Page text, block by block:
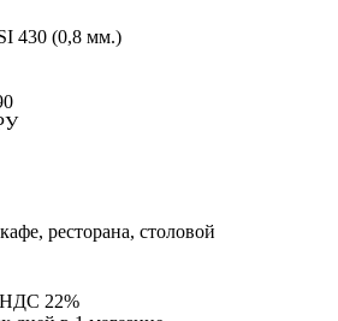
430 (0,8 мм.)
ресторана, столовой
НДС 22%